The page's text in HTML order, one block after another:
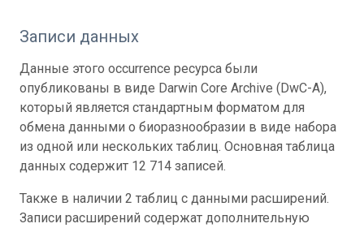
Записи данных
Данные этого occurrence ресурса были
опубликованы в виде Darwin Core Archive (DwC-A),
который является стандартным форматом для
обмена данными о биоразнообразии в виде набора
из одной или нескольких таблиц. Основная таблица
данных содержит 12 714 записей.
Также в наличии 2 таблиц с данными расширений.
Записи расширений содержат дополнительную